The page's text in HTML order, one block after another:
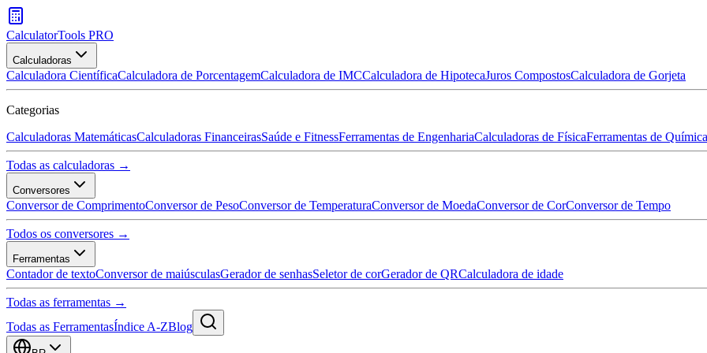
CalculatorTools PRO
Calculadoras
Calculadora CientíficaCalculadora de PorcentagemCalculadora de IMCCalculadora de HipotecaJuros CompostosCalculadora de Gorjeta
Categorias
Calculadoras MatemáticasCalculadoras FinanceirasSaúde e FitnessFerramentas de EngenhariaCalculadoras de FísicaFerramentas de Química
Todas as calculadoras →
Conversores
Conversor de ComprimentoConversor de PesoConversor de TemperaturaConversor de MoedaConversor de CorConversor de Tempo
Todos os conversores →
Ferramentas
Contador de textoConversor de maiúsculasGerador de senhasSeletor de corGerador de QRCalculadora de idade
Todas as ferramentas →
Todas as FerramentasÍndice A-ZBlog